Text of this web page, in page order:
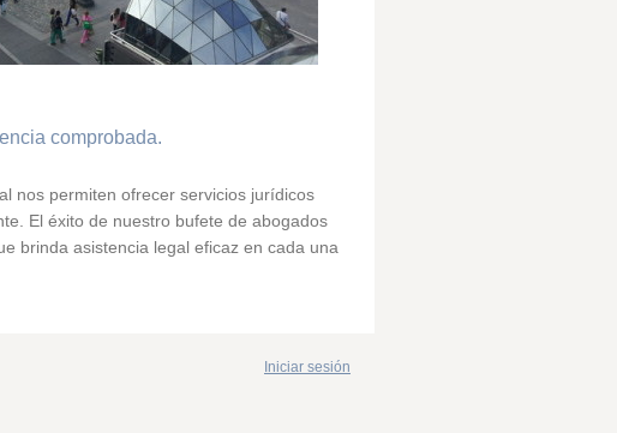
comprobada.
nos permiten ofrecer servicios jurídicos
El éxito de nuestro bufete de abogados
brinda asistencia legal eficaz en cada una
Iniciar sesión